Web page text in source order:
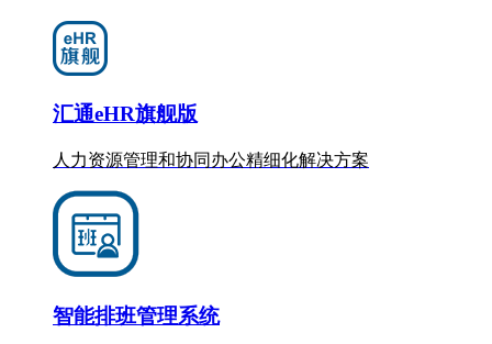
汇通eHR旗舰版
人力资源管理和协同办公精细化解决方案
智能排班管理系统